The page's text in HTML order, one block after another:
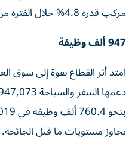
مركب قدره 4.8% خلال الفترة من 2026 إلى 2036.
947 ألف وظيفة
امتد أثر القطاع بقوة إلى سوق
تجاوز مستويات ما قبل الجائحة.